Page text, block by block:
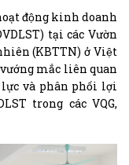
động kinh doanh
tại các Vườn
(KBTTN) ở Việt
mắc liên quan
lực và phân phối lợi
trong các VQG,